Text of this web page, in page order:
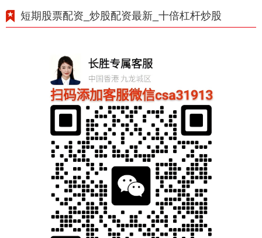
短期股票配资_炒股配资最新_十倍杠杆炒股